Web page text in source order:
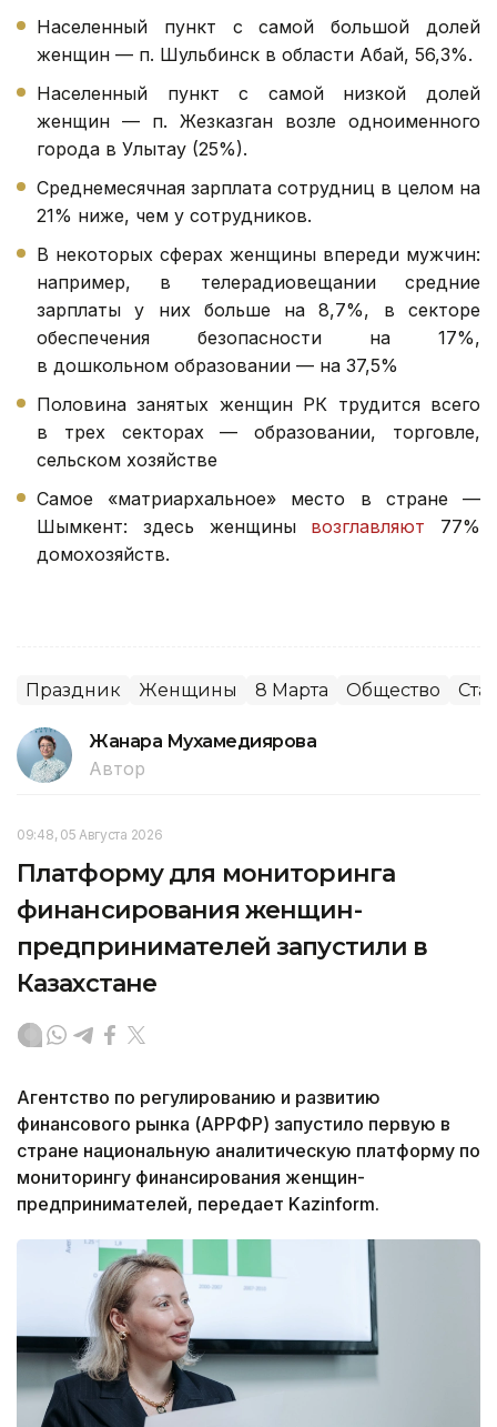
Населенный пункт с самой большой долей
женщин — п. Шульбинск в области Абай, 56,3%.
Населенный пункт с самой низкой долей
женщин — п. Жезказган возле одноименного
города в Улытау (25%).
Среднемесячная зарплата сотрудниц в целом на
21% ниже, чем у сотрудников.
В некоторых сферах женщины впереди мужчин:
например, в телерадиовещании средние
зарплаты у них больше на 8,7%, в секторе
обеспечения безопасности на 17%,
в дошкольном образовании — на 37,5%
Половина занятых женщин РК трудится всего
в трех секторах — образовании, торговле,
сельском хозяйстве
Самое «матриархальное» место в стране —
Шымкент: здесь женщины возглавляют 77%
домохозяйств.
Праздник Женщины 8 Марта Общество
Жанара Мухамедиярова
Автор
09:48, 05 Августа 2026
Платформу для мониторинга
финансирования женщин-
предпринимателей запустили в
Казахстане
Агентство по регулированию и развитию
финансового рынка (АРРФР) запустило первую в
стране национальную аналитическую платформу по
мониторингу финансирования женщин-
предпринимателей, передает Kazinform.